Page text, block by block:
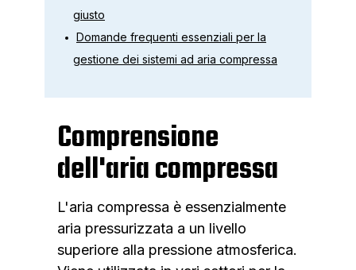
giusto
Domande frequenti essenziali per la
gestione dei sistemi ad aria compressa
Comprensione
dell'aria compressa
L'aria compressa è essenzialmente
aria pressurizzata a un livello
superiore alla pressione atmosferica.